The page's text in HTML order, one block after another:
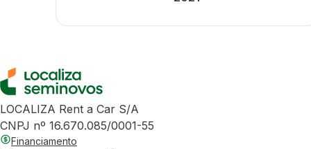
LOCALIZA Rent a Car S/A
CNPJ nº 16.670.085/0001-55
Financiamento